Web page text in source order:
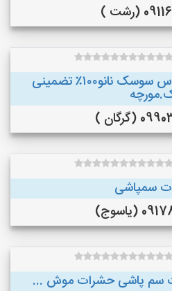
(رشت )
سمپاشی سم پاشی ساس سوسک نانو۱۰۰٪ تضمینی
)
سمپاشی
(یاسوج)
سم پاشی حشرات موش ...